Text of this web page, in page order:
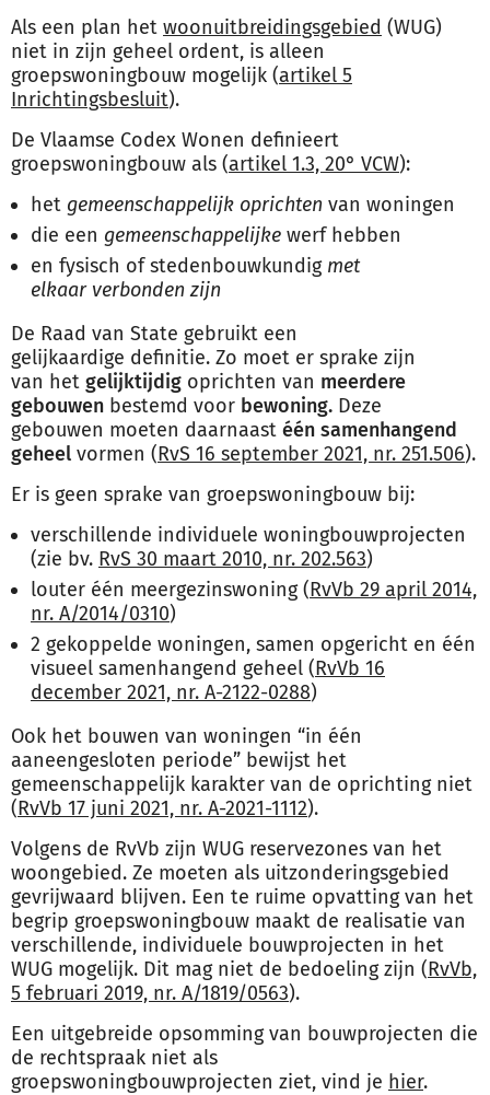
Als een plan het woonuitbreidingsgebied (WUG)
niet in zijn geheel ordent, is alleen
groepswoningbouw mogelijk (artikel 5
Inrichtingsbesluit).
De Vlaamse Codex Wonen definieert
groepswoningbouw als (artikel 1.3, 20° VCW):
het gemeenschappelijk oprichten van woningen
die een gemeenschappelijke werf hebben
en fysisch of stedenbouwkundigmet
elkaar verbonden zijn
De Raad van State gebruikt een
gelijkaardige definitie. Zo moet er sprake zijn
van het gelijktijdig oprichten van meerdere
gebouwen bestemd voor bewoning. Deze
gebouwen moeten daarnaast één samenhangend
geheel vormen (RvS 16 september 2021, nr. 251.506).
Er is geen sprake van groepswoningbouw bij:
verschillende individuele woningbouwprojecten
(zie bv. RvS 30 maart 2010, nr. 202.563)
louter één meergezinswoning (RvVb 29 april 2014,
nr. A/2014/0310)
2 gekoppelde woningen, samen opgericht en één
visueel samenhangend geheel (RvVb 16
december 2021, nr. A-2122-0288)
Ook het bouwen van woningen “in één
aaneengesloten periode” bewijst het
gemeenschappelijk karakter van de oprichting niet
(RvVb 17 juni 2021, nr. A-2021-1112).
Volgens de RvVb zijn WUG reservezones van het
woongebied. Ze moeten als uitzonderingsgebied
gevrijwaard blijven. Een te ruime opvatting van het
begrip groepswoningbouw maakt de realisatie van
verschillende, individuele bouwprojecten in het
WUG mogelijk. Dit mag niet de bedoeling zijn (RvVb,
5 februari 2019, nr. A/1819/0563).
Een uitgebreide opsomming van bouwprojecten die
de rechtspraak niet als
groepswoningbouwprojecten ziet, vind je hier.